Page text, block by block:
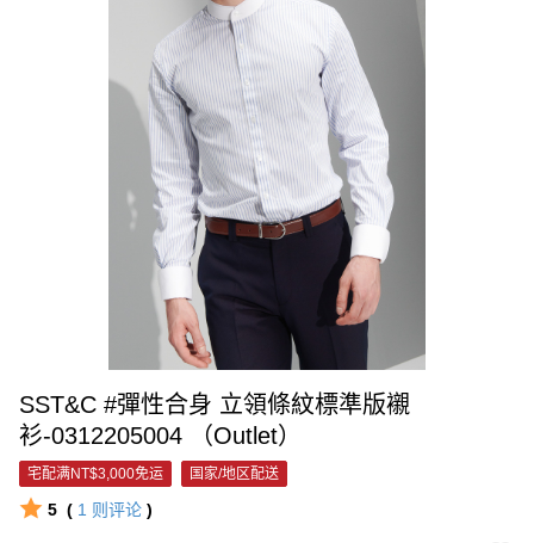
SST&C #彈性合身 立領條紋標準版襯
衫-0312205004 （Outlet）
宅配满NT$3,000免运 国家/地区配送
5 ( 1 则评论 )